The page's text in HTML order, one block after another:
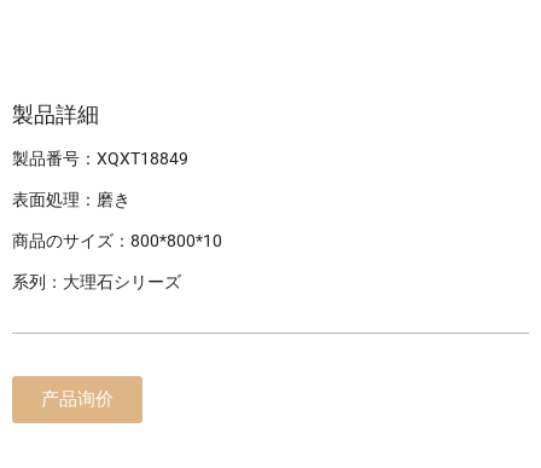
製品詳細
製品番号：XQXT18849
表面処理：磨き
商品のサイズ：800*800*10
系列：大理石シリーズ
产品询价